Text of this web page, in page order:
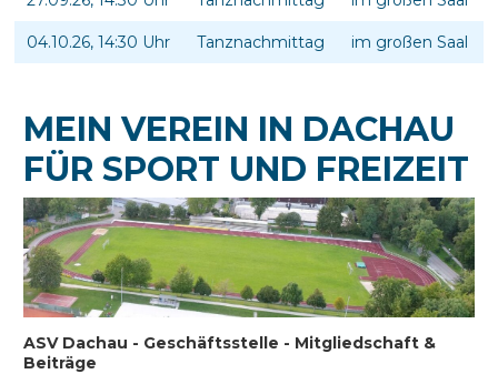
04.10.26, 14:30 Uhr Tanznachmittag im großen Saal
MEIN VEREIN IN DACHAU
FÜR SPORT UND FREIZEIT
ASV Dachau - Geschäftsstelle - Mitgliedschaft &
Beiträge